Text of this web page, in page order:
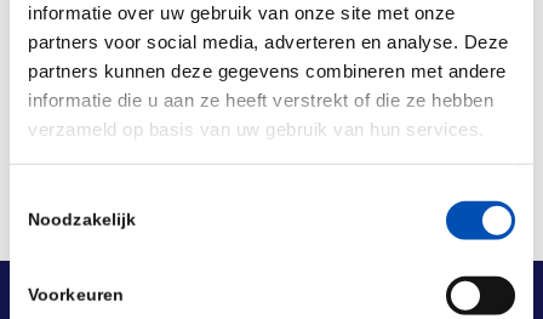
informatie over uw gebruik van onze site met onze
partners voor social media, adverteren en analyse. Deze
partners kunnen deze gegevens combineren met andere
informatie die u aan ze heeft verstrekt of die ze hebben
verzameld op basis van uw gebruik van hun services.
Noodzakelijk
Voorkeuren
Deel dit stuk